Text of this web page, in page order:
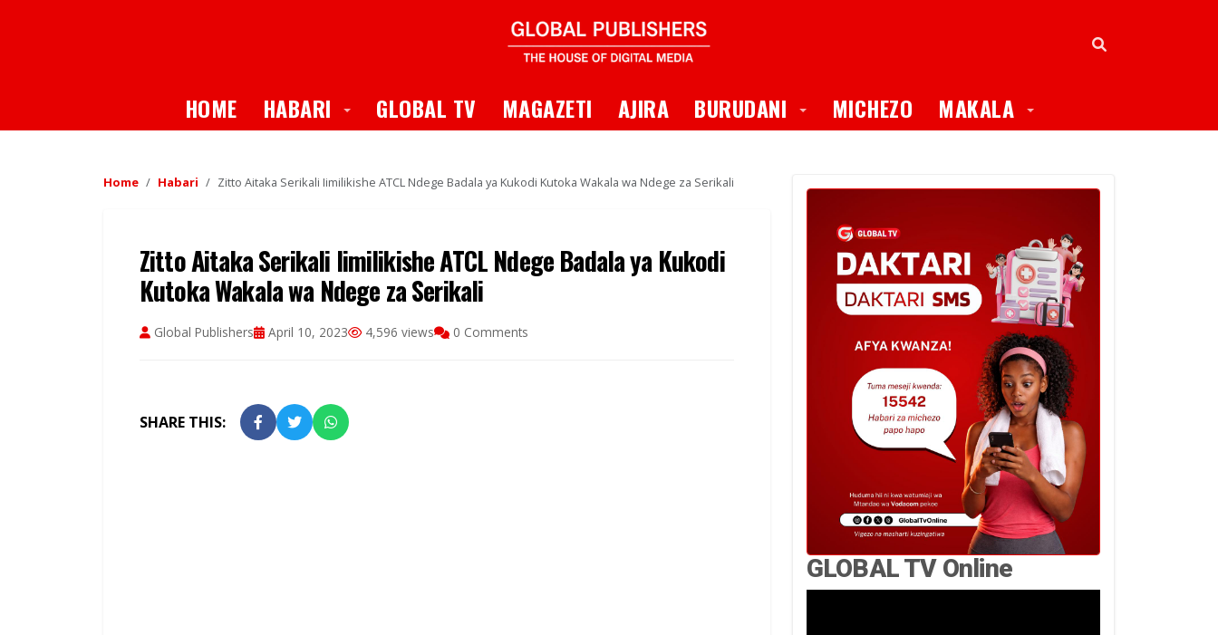
HOME HABARI Toggle Dropdown
GLOBAL TV MAGAZETI AJIRA BURUDANI Toggle Dropdown
MICHEZO MAKALA Toggle Dropdown
Home Habari Zitto Aitaka Serikali Iimilikishe ATCL Ndege Badala ya Kukodi Kutoka Wakala wa Ndege za Serikali
Zitto Aitaka Serikali Iimilikishe ATCL Ndege Badala ya Kukodi
Kutoka Wakala wa Ndege za Serikali
Global Publishers April 10, 2023 4,596 views 0 Comments
SHARE THIS:
GLOBAL TV Online